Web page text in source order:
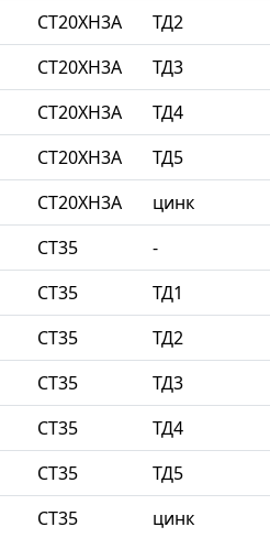
СТ20ХН3А ТД2
СТ20ХН3А ТД3
СТ20ХН3А ТД4
СТ20ХН3А ТД5
СТ20ХН3А цинк
СТ35 -
СТ35 ТД1
СТ35 ТД2
СТ35 ТД3
СТ35 ТД4
СТ35 ТД5
СТ35 цинк